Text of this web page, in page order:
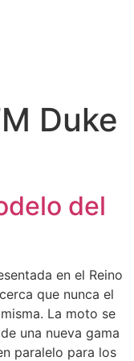
Duke
del
en el Reino
que nunca el
La moto se
una nueva gama
paralelo para los